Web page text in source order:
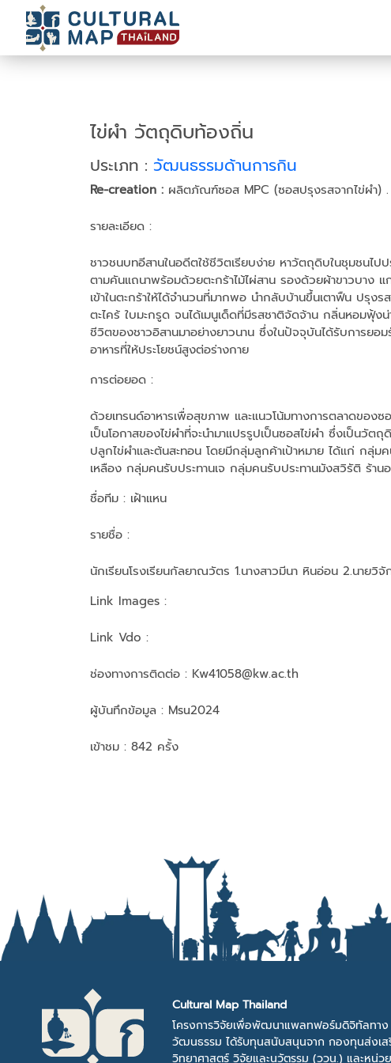
ไข่ผำ วัตถุดิบท้องถิ่น
ประเภท : วัฒนธรรมด้านการกิน
Re-creation : ผลิตภัณฑ์ซอส MPC (ซอสปรุงรสจากไข่ผำ) .
รายละเอียด :
ชาวชนบทอีสานในอดีตใช้ชีวิตเรียบง่าย หาวัตถุดิบในชุมชนไปป
ตามคันแถนาพร้อมด้วยตะกร้าไม้ไผ่สาน รองด้วยผ้าขาวบาง แ
เข้าในตะกร้าให้ได้จำนวนที่มากพอ นำกลับบ้านขึ้นเตาฟืน ปรุ
ตะไคร้ ใบมะกรูด จนได้เมนูเด็ดที่มีรสชาติจัดจ้าน กลิ่นหอมฟุ้ง
ชีวิตของชาวอิสานมาอย่างยาวนาน ซึ่งในปัจจุบันได้รับการยอ
อาหารที่ให้ประโยชน์สูงต่อร่างกาย
การต่อยอด :
ด้วยเทรนด์อาหารเพื่อสุขภาพ และแนวโน้มทางการตลาดของ
เป็นโอกาสของไข่ผำที่จะนำมาแปรรูปเป็นซอสไข่ผำ ซึ่งเป็นวัต
ปลูกไข่ผำและต้นสะทอน โดยมีกลุ่มลูกค้าเป้าหมาย ได้แก่ กลุ่
เหลือง กลุ่มคนรับประทานเจ กลุ่มคนรับประทานมังสวิรัติ ร้า
ชื่อทีม : เฝ้าแหน
รายชื่อ :
นักเรียนโรงเรียนกัลยาณวัตร 1.นางสาวมีนา หินอ่อน 2.นา
Link Images :
Link Vdo :
ช่องทางการติดต่อ : Kw41058@kw.ac.th
ผู้บันทึกข้อมูล : Msu2024
เข้าชม : 842 ครั้ง
Cultural Map Thailand
โครงการวิจัยเพื่อพัฒนาแพลทฟอร์มดิจิทัลทาง
วัฒนธรรม ได้รับทุนสนับสนุนจาก กองทุนส่งเส
วิทยาศาสตร์ วิจัยและนวัตรรม (ววน.) และหน่ว